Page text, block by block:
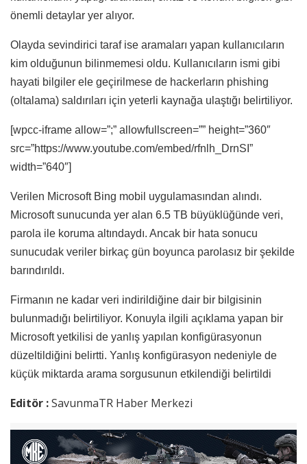
önemli detaylar yer alıyor.
Olayda sevindirici taraf ise aramaları yapan kullanıcıların
kim olduğunun bilinmemesi oldu. Kullanıcıların ismi gibi
hayati bilgiler ele geçirilmese de hackerların phishing
(oltalama) saldırıları için yeterli kaynağa ulaştığı belirtiliyor.
[wpcc-iframe allow=”;” allowfullscreen=”” height=”360″
src=”https://www.youtube.com/embed/rfnlh_DrnSI”
width=”640″]
Verilen Microsoft Bing mobil uygulamasından alındı.
Microsoft sunucunda yer alan 6.5 TB büyüklüğünde veri,
parola ile koruma altındaydı. Ancak bir hata sonucu
sunucudak veriler birkaç gün boyunca parolasız bir şekilde
barındırıldı.
Firmanın ne kadar veri indirildiğine dair bir bilgisinin
bulunmadığı belirtiliyor. Konuyla ilgili açıklama yapan bir
Microsoft yetkilisi de yanlış yapılan konfigürasyonun
düzeltildiğini belirtti. Yanlış konfigürasyon nedeniyle de
küçük miktarda arama sorgusunun etkilendiği belirtildi
Editör :SavunmaTR Haber Merkezi